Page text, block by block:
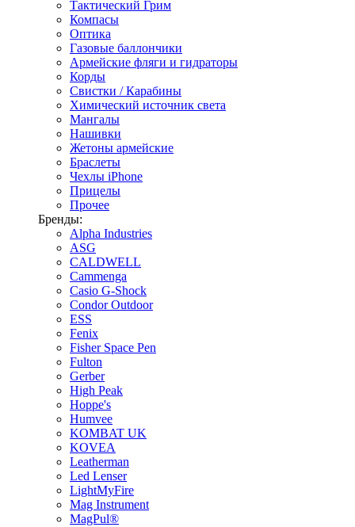
Тактический Грим
Компасы
Оптика
Газовые баллончики
Армейские фляги и гидраторы
Корды
Свистки / Карабины
Химический источник света
Мангалы
Нашивки
Жетоны армейские
Браслеты
Чехлы iPhone
Прицелы
Прочее
Бренды:
Alpha Industries
ASG
CALDWELL
Cammenga
Casio G-Shock
Condor Outdoor
ESS
Fenix
Fisher Space Pen
Fulton
Gerber
High Peak
Hoppe's
Humvee
KOMBAT UK
KOVEA
Leatherman
Led Lenser
LightMyFire
Mag Instrument
MagPul®